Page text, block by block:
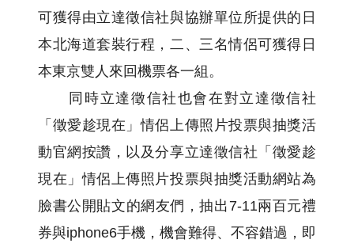
可獲得由立達徵信社與協辦單位所提供的日
本北海道套裝行程，二、三名情侶可獲得日
本東京雙人來回機票各一組。
同時立達徵信社也會在對立達徵信社
「徵愛趁現在」情侶上傳照片投票與抽獎活
動官網按讚，以及分享立達徵信社「徵愛趁
現在」情侶上傳照片投票與抽獎活動網站為
臉書公開貼文的網友們，抽出7-11兩百元禮
券與iphone6手機，機會難得、不容錯過，即